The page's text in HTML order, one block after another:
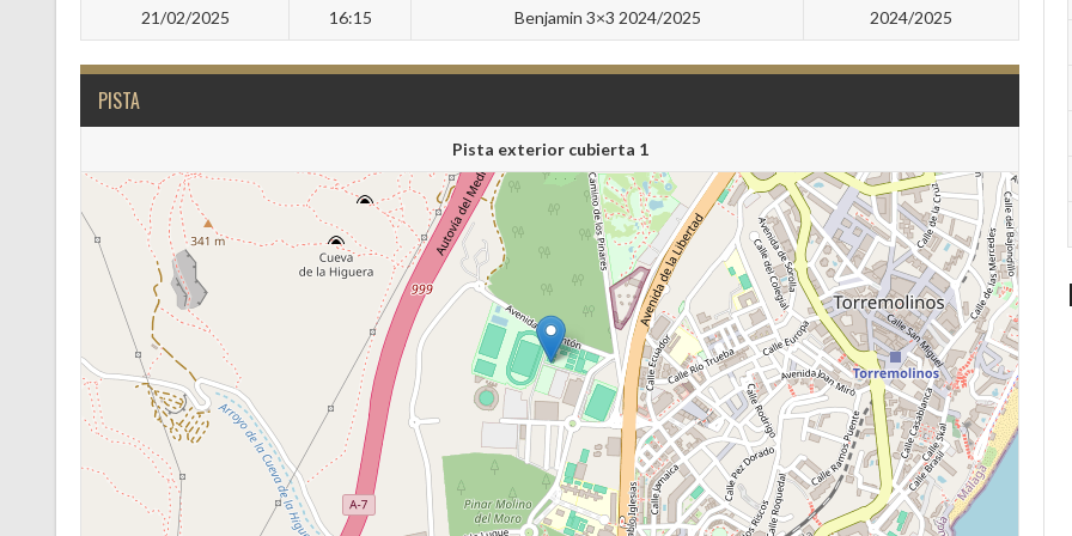
21/02/2025 16:15 Benjamin 3×3 2024/2025 2024/2025
PISTA
Pista exterior cubierta 1